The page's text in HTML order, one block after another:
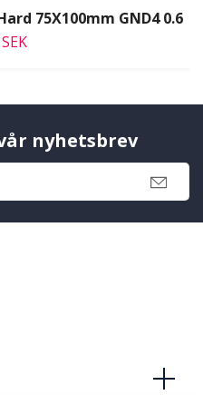
75X100mm GND4 0.6
nyhetsbrev